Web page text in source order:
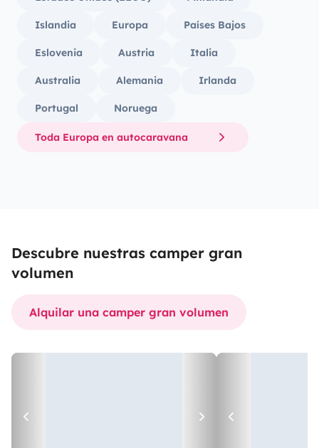
Islandia Europa Países Bajos
Eslovenia Austria Italia
Australia Alemania Irlanda
Portugal Noruega
Toda Europa en autocaravana
Descubre nuestras camper gran
volumen
Alquilar una camper gran volumen